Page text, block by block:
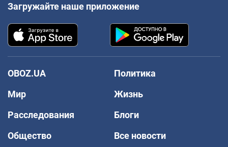
Загружайте наше приложение
OBOZ.UA
Политика
Мир
Жизнь
Расследования
Блоги
Общество
Все новости